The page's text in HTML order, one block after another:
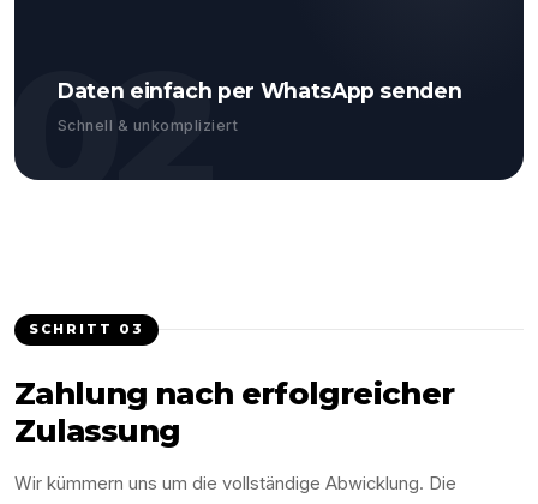
02
Daten einfach per WhatsApp senden
Schnell & unkompliziert
SCHRITT 03
Zahlung nach erfolgreicher
Zulassung
Wir kümmern uns um die vollständige Abwicklung. Die